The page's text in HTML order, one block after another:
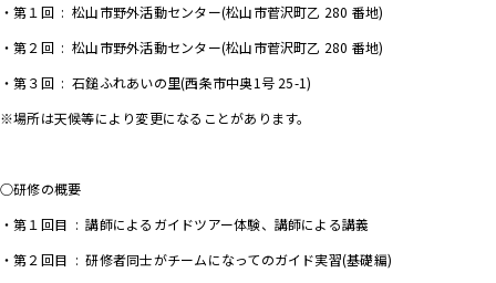
・第１回 : 松山市野外活動センター(松山市菅沢町乙 280 番地)
・第２回 : 松山市野外活動センター(松山市菅沢町乙 280 番地)
・第３回 : 石鎚ふれあいの里(西条市中奥1号 25-1)
※場所は天候等により変更になることがあります。
○研修の概要
・第１回目 : 講師によるガイドツアー体験、講師による講義
・第２回目 : 研修者同士がチームになってのガイド実習(基礎編)